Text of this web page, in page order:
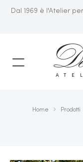
Dal 1969 è l'Atelier
Home Prodotti